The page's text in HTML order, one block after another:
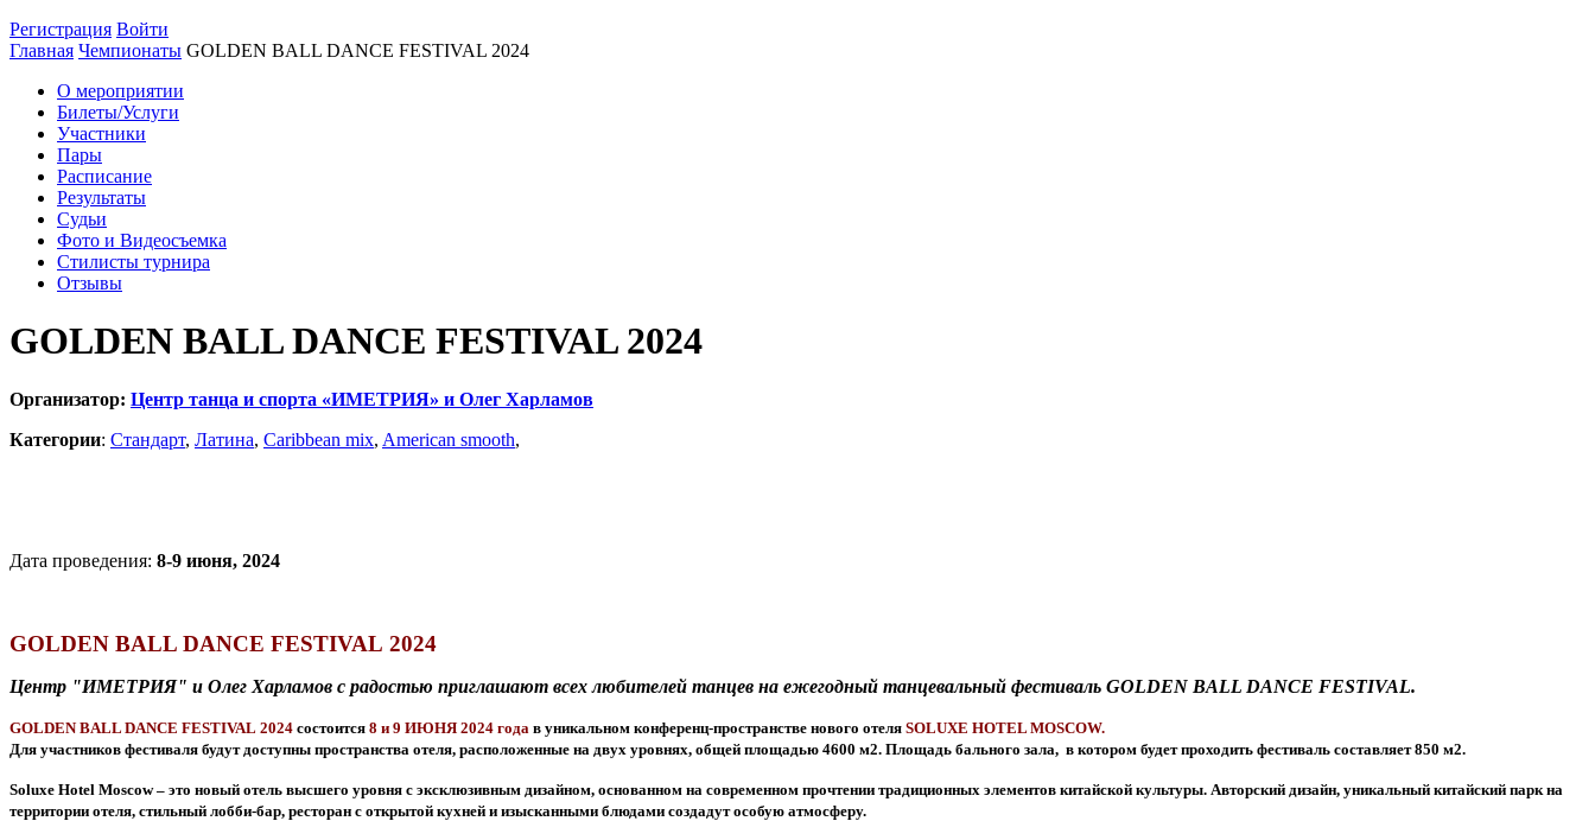
Регистрация Войти
Главная Чемпионаты GOLDEN BALL DANCE FESTIVAL 2024
О мероприятии
Билеты/Услуги
Участники
Пары
Расписание
Результаты
Судьи
Фото и Видеосъемка
Стилисты турнира
Отзывы
GOLDEN BALL DANCE FESTIVAL 2024
Организатор: Центр танца и спорта «ИМЕТРИЯ» и Олег Харламов
Категории: Стандарт, Латина, Caribbean mix, American smooth,
Дата проведения: 8-9 июня, 2024
GOLDEN BALL DANCE FESTIVAL 2024
Центр "ИМЕТРИЯ" и Олег Харламов с радостью приглашают всех любителей танцев на ежегодный танцевальный фестиваль GOLDEN BALL DANCE FESTIVAL.
GOLDEN BALL DANCE FESTIVAL 2024 состоится 8 и 9 ИЮНЯ 2024 года в уникальном конференц-пространстве нового отеля SOLUXE HOTEL MOSCOW.
Для участников фестиваля будут доступны пространства отеля, расположенные на двух уровнях, общей площадью 4600 м2. Площадь бального зала, в котором будет проходить фестиваль составляет 850 м2.
Soluxe Hotel Moscow – это новый отель высшего уровня с эксклюзивным дизайном, основанном на современном прочтении традиционных элементов китайской культуры. Авторский дизайн, уникальный китайский парк на
территории отеля, стильный лобби-бар, ресторан с открытой кухней и изысканными блюдами создадут особую атмосферу.